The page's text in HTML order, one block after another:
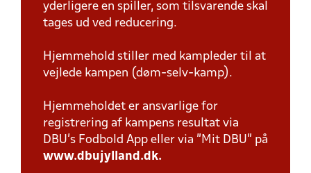
yderligere en spiller, som tilsvarende skal
tages ud ved reducering.
Hjemmehold stiller med kampleder til at
vejlede kampen (døm-selv-kamp).
Hjemmeholdet er ansvarlige for
registrering af kampens resultat via
DBU’s Fodbold App eller via ”Mit DBU” på
www.dbujylland.dk.